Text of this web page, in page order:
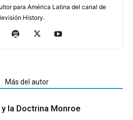
para América Latina del canal de
History.
Más del autor
la Doctrina Monroe